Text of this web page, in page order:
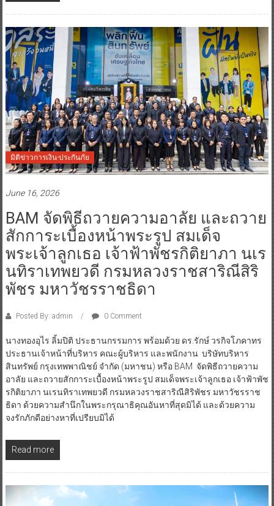
มิติข่าวการเงิน-ประกันภัย
June 16, 2026
BAM จัดพิธีถวายความอาลัย และถวาย
สักการะเบื้องหน้าพระรูป สมเด็จ
พระเจ้าลูกเธอ เจ้าฟ้าพัชรกิติยาภา นเร
นทิราเทพยวดี กรมหลวงราชสาริณีสิริ
พัชร มหาวัชรราชธิดา
Posted By: admin 0 Comment
นางทองอุไร ลิ้มปิติ ประธานกรรมการ พร้อมด้วย ดร.รักษ์ วรกิจโภคาทร
ประธานเจ้าหน้าที่บริหาร คณะผู้บริหาร และพนักงาน บริษัทบริหาร
สินทรัพย์ กรุงเทพพาณิชย์ จำกัด (มหาชน) หรือ BAM จัดพิธีถวายความ
อาลัย และถวายสักการะเบื้องหน้าพระรูป สมเด็จพระเจ้าลูกเธอ เจ้าฟ้าพัช
รกิติยาภา นเรนทิราเทพยวดี กรมหลวงราชสาริณีสิริพัชร มหาวัชรราช
ธิดา ด้วยความสำนึกในพระกรุณาธิคุณอันหาที่สุดมิได้ และด้วยความ
จงรักภักดีอย่างหาที่เปรียบมิได้
Read more